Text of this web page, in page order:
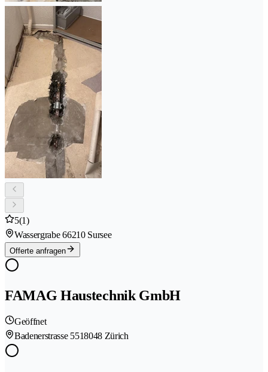
5(1)
Wassergrabe 66210 Sursee
Offerte anfragen
FAMAG Haustechnik GmbH
Geöffnet
Badenerstrasse 5518048 Zürich